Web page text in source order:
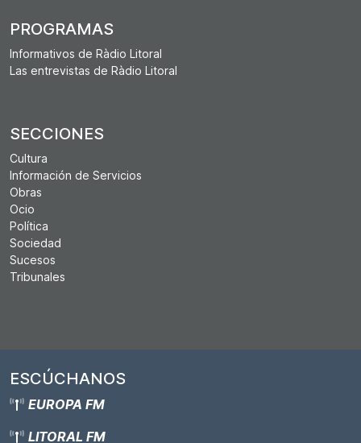
PROGRAMAS
Informativos de Ràdio Litoral
Las entrevistas de Ràdio Litoral
SECCIONES
Cultura
Información de Servicios
Obras
Ocio
Política
Sociedad
Sucesos
Tribunales
ESCÚCHANOS
EUROPA FM
LITORAL FM